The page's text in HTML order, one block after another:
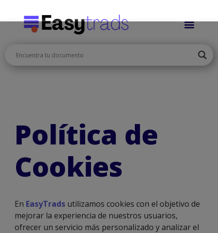
Política de
Cookies
En EasyTrads utilizamos cookies con el objetivo de
mejorar la experiencia de nuestros usuarios,
ofrecer un servicio más personalizado y analizar el